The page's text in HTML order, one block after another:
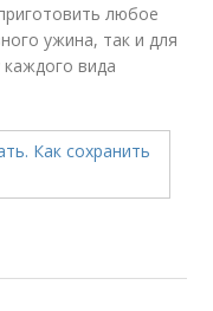
любое
ужина, так и для
вида